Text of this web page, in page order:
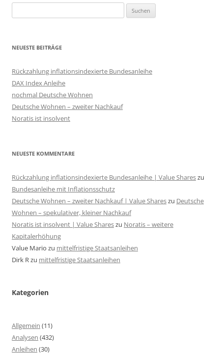
nach:
NEUESTE BEITRÄGE
Rückzahlung inflationsindexierte Bundesanleihe
DAX Index Anleihe
nochmal Deutsche Wohnen
Deutsche Wohnen – zweiter Nachkauf
Noratis ist insolvent
NEUESTE KOMMENTARE
Rückzahlung inflationsindexierte Bundesanleihe | Value Shareszu
Bundesanleihe mit Inflationsschutz
Deutsche Wohnen – zweiter Nachkauf | Value Shareszu Deutsche
Wohnen – spekulativer, kleiner Nachkauf
Noratis ist insolvent | Value Shareszu Noratis – weitere
Kapitalerhöhung
Value Mario zu mittelfristige Staatsanleihen
Dirk Rzu mittelfristige Staatsanleihen
Kategorien
Allgemein (11)
Analysen (432)
Anleihen (30)